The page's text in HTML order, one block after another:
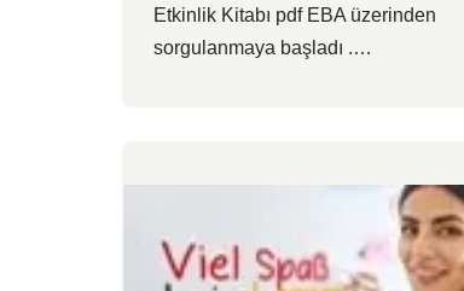
Etkinlik Kitabı pdf EBA üzerinden
sorgulanmaya başladı .…